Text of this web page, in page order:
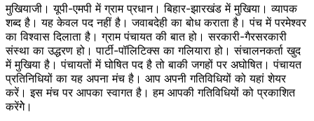
मुखियाजी। यूपी-एमपी में ग्राम प्रधान। बिहार-झारखंड में मुखिया। व्यापक
शब्द है। यह केवल पद नहीं है। जवाबदेही का बोध कराता है। पंच में परमेश्वर
का विश्वास दिलाता है। ग्राम पंचायत की बात हो। सरकारी-गैरसरकारी
संस्था का उद्धरण हो। पार्टी-पॉलिटिक्स का गलियारा हो। संचालनकर्ता खुद
में मुखिया है। पंचायतों में घोषित पद है तो बाकी जगहों पर अघोषित। पंचायत
प्रतिनिधियों का यह अपना मंच है। आप अपनी गतिविधियों को यहां शेयर
करें। इस मंच पर आपका स्वागत है। हम आपकी गतिविधियों को प्रकाशित
करेंगेे।